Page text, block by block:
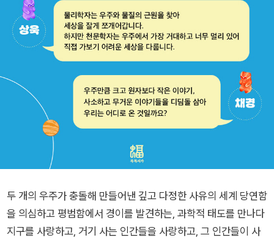
두 개의 우주가 충돌해 만들어낸 깊고 다정한 사유의 세계 당연함
을 의심하고 평범함에서 경이를 발견하는, 과학적 태도를 만나다
지구를 사랑하고, 거기 사는 인간들을 사랑하고, 그 인간들이 사